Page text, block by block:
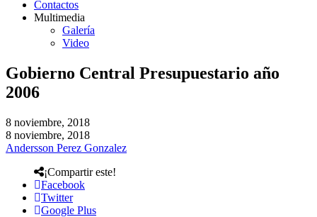
Contactos
Multimedia
Galería
Video
Gobierno Central Presupuestario año
2006
8 noviembre, 2018
8 noviembre, 2018
Andersson Perez Gonzalez
¡Compartir este!
Facebook
Twitter
Google Plus